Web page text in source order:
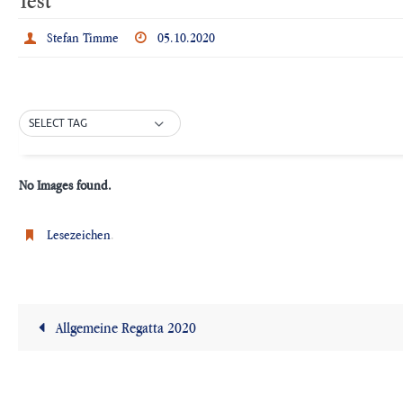
Stefan Timme 05.10.2020
SELECT TAG
No Images found.
Lesezeichen.
Allgemeine Regatta 2020